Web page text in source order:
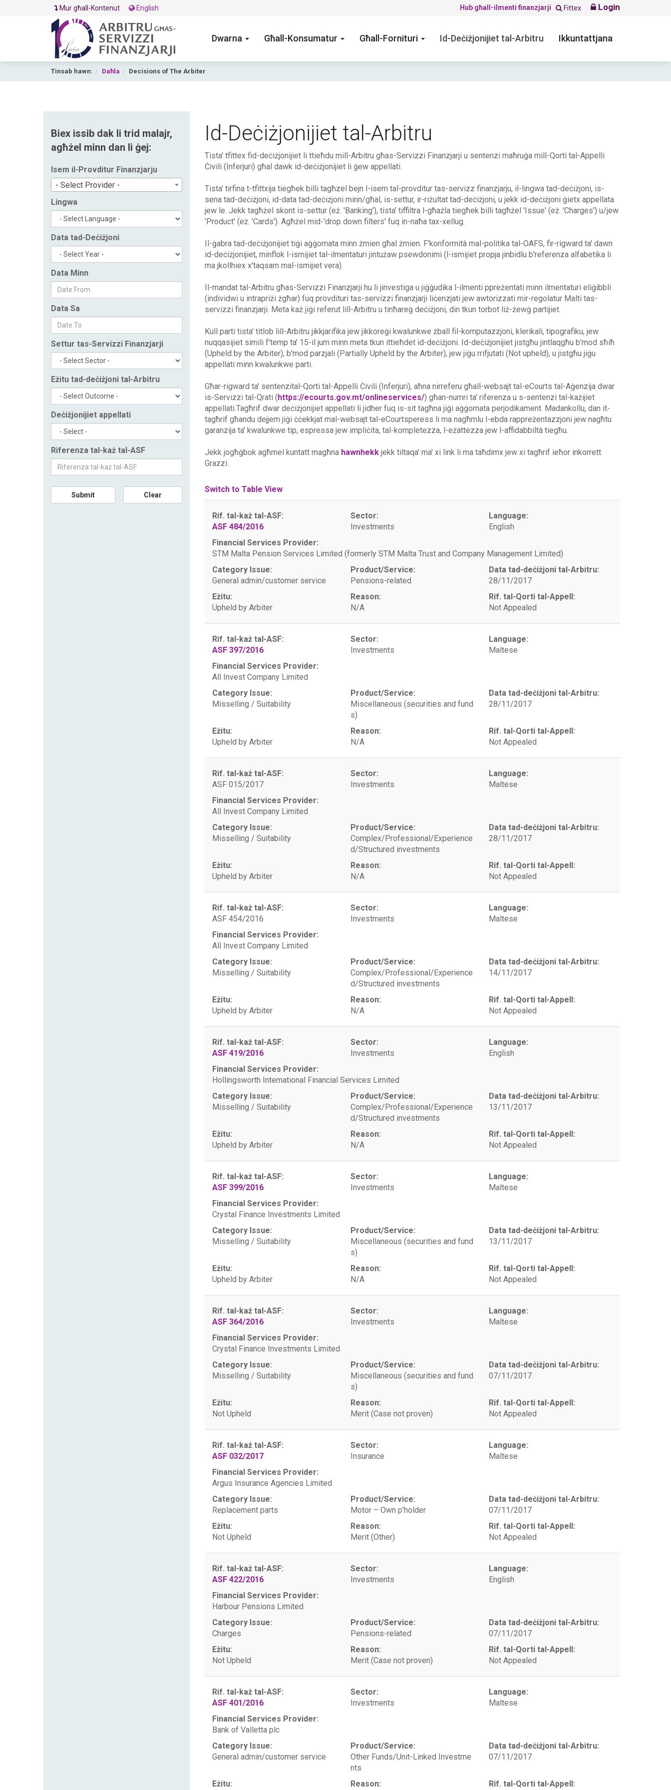
Mur għall-Kontenut English Hub għall-ilmenti finanzjarji Fittex Login
Dwarna Għall-Konsumatur Għall-Fornituri Id-Deċiżjonijiet tal-Arbitru Ikkuntattjana
Tinsab hawn: Daħla Decisions of The Arbiter
Biex issib dak li trid malajr,
agħżel minn dan li ġej:
Isem il-Provditur Finanzjarju
- Select Provider -
Lingwa
Data tad-Deċiżjoni
Data Minn
Data Sa
Settur tas-Servizzi Finanzjarji
Eżitu tad-deċiżjoni tal-Arbitru
Deċiżjonijiet appellati
Riferenza tal-każ tal-ASF
Submit Clear
Id-Deċiżjonijiet tal-Arbitru
Tista' tfittex fid-deċiżjonijiet li ttieħdu mill-Arbitru għas-Servizzi Finanzjarji u sentenzi maħruġa mill-Qorti tal-Appelli
Ċivili (Inferjuri) għal dawk id-deċiżjonijiet li ġew appellati.
Tista' tirfina t-tfittxija tiegħek billi tagħzel bejn l-isem tal-provditur tas-servizz finanzjarju, il-lingwa tad-deċiżjoni, is-
sena tad-deċiżjoni, id-data tad-deċiżjoni minn/għal, is-settur, ir-riżultat tad-deċiżjoni, u jekk id-deċiżjoni ġietx appellata
jew le. Jekk tagħżel skont is-settur (eż. 'Banking'), tista' tiffiltra l-għażla tiegħek billi tagħżel 'Issue' (eż. 'Charges') u/jew
'Product' (eż. 'Cards'). Agħżel mid-'drop down filters' fuq in-naħa tax-xellug.
Il-ġabra tad-deċiżjonijiet tiġi aġġornata minn żmien għal żmien. F'konformità mal-politika tal-OAFS, fir-rigward ta' dawn
id-deċiżjonijiet, minflok l-ismijiet tal-ilmentaturi jintużaw psewdonimi (l-ismijiet propja jinbidlu b'referenza alfabetika li
ma jkollhiex x'taqsam mal-ismijiet vera).
Il-mandat tal-Arbitru għas-Servizzi Finanzjarji hu li jinvestiga u jiġġudika l-ilmenti ppreżentati minn ilmentaturi eliġibbli
(individwi u intrapriżi żgħar) fuq provdituri tas-servizzi finanzjarji liċenzjati jew awtorizzati mir-regolatur Malti tas-
servizzi finanzjarji. Meta każ jiġi referut lill-Arbitru u tinħareġ deċiżjoni, din tkun torbot liż-żewġ partijiet.
Kull parti tista' titlob lill-Arbitru jikkjarifika jew jikkoreġi kwalunkwe żball fil-komputazzjoni, klerikali, tipografiku, jew
nuqqasijiet simili f'temp ta' 15-il jum minn meta tkun ittieħdet id-deċiżjoni. Id-deċiżjonijiet jistgħu jintlaqgħu b'mod sħiħ
(Upheld by the Arbiter), b'mod parzjali (Partially Upheld by the Arbiter), jew jiġu rrifjutati (Not upheld), u jistgħu jiġu
appellati minn kwalunkwe parti.
Għar-rigward ta' sentenzital-Qorti tal-Appelli Ċivili (Inferjuri), aħna nirreferu għall-websajt tal-eCourts tal-Aġenzija dwar
is-Servizzi tal-Qrati (https://ecourts.gov.mt/onlineservices/) għan-numri ta' riferenza u s-sentenzi tal-każijiet
appellati.Tagħrif dwar deċiżjonijiet appellati li jidher fuq is-sit tagħna jiġi aġġornata perjodikament. Madankollu, dan it-
tagħrif għandu dejjem jiġi ċċekkjat mal-websajt tal-eCourtsperess li ma nagħmlu l-ebda rappreżentazzjoni jew nagħtu
garanzija ta' kwalunkwe tip, espressa jew impliċita, tal-kompletezza, l-eżattezza jew l-affidabbiltà tiegħu.
Jekk jogħġbok agħmel kuntatt magħna hawnhekkjekk tiltaqa' ma' xi link li ma taħdimx jew xi tagħrif ieħor inkorrett.
Grazzi.
Switch to Table View
Rif. tal-każ tal-ASF:
ASF 484/2016
Sector:
Investments
Language:
English
Financial Services Provider:
STM Malta Pension Services Limited (formerly STM Malta Trust and Company Management Limited)
Category Issue:
General admin/customer service
Product/Service:
Pensions-related
Data tad-deċiżjoni tal-Arbitru:
28/11/2017
Eżitu:
Upheld by Arbiter
Reason:
N/A
Rif. tal-Qorti tal-Appell:
Not Appealed
Rif. tal-każ tal-ASF:
ASF 397/2016
Sector:
Investments
Language:
Maltese
Financial Services Provider:
All Invest Company Limited
Category Issue:
Misselling / Suitability
Product/Service:
Miscellaneous (securities and fund
s)
Data tad-deċiżjoni tal-Arbitru:
28/11/2017
Eżitu:
Upheld by Arbiter
Reason:
N/A
Rif. tal-Qorti tal-Appell:
Not Appealed
Rif. tal-każ tal-ASF:
ASF 015/2017
Sector:
Investments
Language:
Maltese
Financial Services Provider:
All Invest Company Limited
Category Issue:
Misselling / Suitability
Product/Service:
Complex/Professional/Experience
d/Structured investments
Data tad-deċiżjoni tal-Arbitru:
28/11/2017
Eżitu:
Upheld by Arbiter
Reason:
N/A
Rif. tal-Qorti tal-Appell:
Not Appealed
Rif. tal-każ tal-ASF:
ASF 454/2016
Sector:
Investments
Language:
Maltese
Financial Services Provider:
All Invest Company Limited
Category Issue:
Misselling / Suitability
Product/Service:
Complex/Professional/Experience
d/Structured investments
Data tad-deċiżjoni tal-Arbitru:
14/11/2017
Eżitu:
Upheld by Arbiter
Reason:
N/A
Rif. tal-Qorti tal-Appell:
Not Appealed
Rif. tal-każ tal-ASF:
ASF 419/2016
Sector:
Investments
Language:
English
Financial Services Provider:
Hollingsworth International Financial Services Limited
Category Issue:
Misselling / Suitability
Product/Service:
Complex/Professional/Experience
d/Structured investments
Data tad-deċiżjoni tal-Arbitru:
13/11/2017
Eżitu:
Upheld by Arbiter
Reason:
N/A
Rif. tal-Qorti tal-Appell:
Not Appealed
Rif. tal-każ tal-ASF:
ASF 399/2016
Sector:
Investments
Language:
Maltese
Financial Services Provider:
Crystal Finance Investments Limited
Category Issue:
Misselling / Suitability
Product/Service:
Miscellaneous (securities and fund
s)
Data tad-deċiżjoni tal-Arbitru:
13/11/2017
Eżitu:
Upheld by Arbiter
Reason:
N/A
Rif. tal-Qorti tal-Appell:
Not Appealed
Rif. tal-każ tal-ASF:
ASF 364/2016
Sector:
Investments
Language:
Maltese
Financial Services Provider:
Crystal Finance Investments Limited
Category Issue:
Misselling / Suitability
Product/Service:
Miscellaneous (securities and fund
s)
Data tad-deċiżjoni tal-Arbitru:
07/11/2017
Eżitu:
Not Upheld
Reason:
Merit (Case not proven)
Rif. tal-Qorti tal-Appell:
Not Appealed
Rif. tal-każ tal-ASF:
ASF 032/2017
Sector:
Insurance
Language:
Maltese
Financial Services Provider:
Argus Insurance Agencies Limited
Category Issue:
Replacement parts
Product/Service:
Motor – Own p’holder
Data tad-deċiżjoni tal-Arbitru:
07/11/2017
Eżitu:
Not Upheld
Reason:
Merit (Other)
Rif. tal-Qorti tal-Appell:
Not Appealed
Rif. tal-każ tal-ASF:
ASF 422/2016
Sector:
Investments
Language:
English
Financial Services Provider:
Harbour Pensions Limited
Category Issue:
Charges
Product/Service:
Pensions-related
Data tad-deċiżjoni tal-Arbitru:
07/11/2017
Eżitu:
Not Upheld
Reason:
Merit (Case not proven)
Rif. tal-Qorti tal-Appell:
Not Appealed
Rif. tal-każ tal-ASF:
ASF 401/2016
Sector:
Investments
Language:
Maltese
Financial Services Provider:
Bank of Valletta plc
Category Issue:
General admin/customer service
Product/Service:
Other Funds/Unit-Linked Investme
nts
Data tad-deċiżjoni tal-Arbitru:
07/11/2017
Eżitu: Reason: Rif. tal-Qorti tal-Appell: